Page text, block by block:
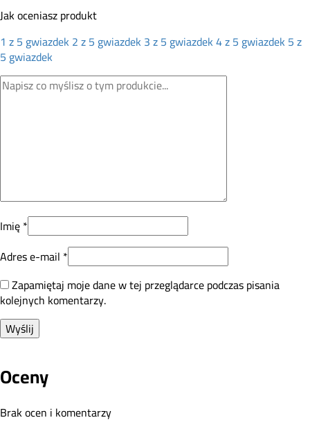
Jak oceniasz produkt
1 z 5 gwiazdek2 z 5 gwiazdek3 z 5 gwiazdek4 z 5 gwiazdek5 z
5 gwiazdek
Imię*
Adres e-mail *
Zapamiętaj moje dane w tej przeglądarce podczas pisania
kolejnych komentarzy.
Oceny
Brak ocen i komentarzy